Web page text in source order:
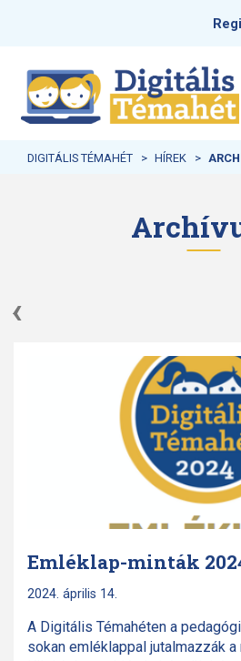
DIGITÁLIS TÉMAHÉT HÍREK
‹
Emléklap-minták
2024. április 14.
A Digitális Témahéten a
sokan emléklappal jutalmazzák